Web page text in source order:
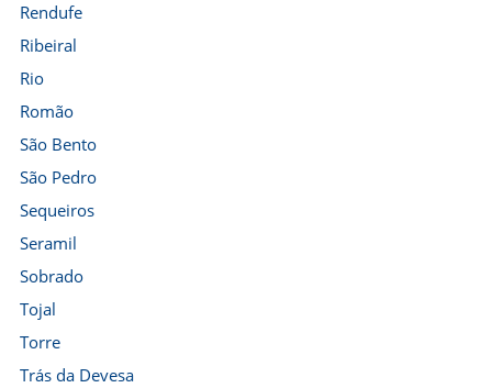
Rendufe
Ribeiral
Rio
Romão
São Bento
São Pedro
Sequeiros
Seramil
Sobrado
Tojal
Torre
Trás da Devesa